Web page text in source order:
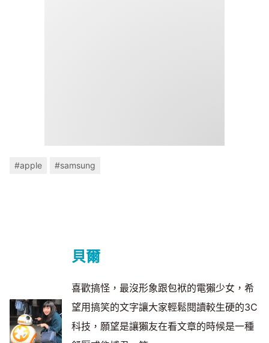
#apple #samsung
貝爾
喜歡搞怪，最沒形象跟包袱的電獺少女，希
望用搞笑的文字讓大家輕鬆閱讀較生硬的3C
科技，願望是讓獺友在看文章的時候是一種